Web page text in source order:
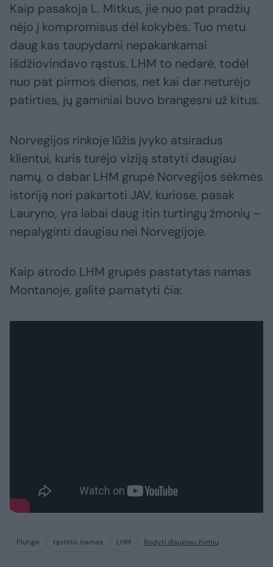
Kaip pasakoja L. Mitkus, jie nuo pat pradžių
nėjo į kompromisus dėl kokybės. Tuo metu
daug kas taupydami nepakankamai
išdžiovindavo rąstus. LHM to nedarė, todėl
nuo pat pirmos dienos, net kai dar neturėjo
patirties, jų gaminiai buvo brangesni už kitus.
Norvegijos rinkoje lūžis įvyko atsiradus
klientui, kuris turėjo viziją statyti daugiau
namų, o dabar LHM grupė Norvegijos sėkmės
istoriją nori pakartoti JAV, kuriose, pasak
Lauryno, yra labai daug itin turtingų žmonių –
nepalyginti daugiau nei Norvegijoje.
Kaip atrodo LHM grupės pastatytas namas
Montanoje, galite pamatyti čia:
Plungė rąstinis namas LHM Rodyti daugiau žymių